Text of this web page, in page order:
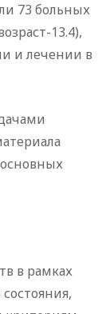
73 больных
13.4),
и лечении в
в рамках